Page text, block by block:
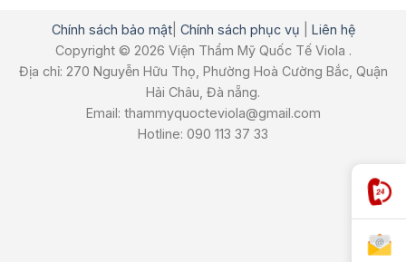
Chính sách bảo mật| Chính sách phục vụ
Liên hệ
Copyright © 2026 Viện Thẩm Mỹ Quốc Tế Viola .
Địa chỉ: 270 Nguyễn Hữu Thọ, Phường Hoà Cường Bắc, Quận
Hải Châu, Đà nẵng.
Email: thammyquocteviola@gmail.com
Hotline: 090 113 37 33